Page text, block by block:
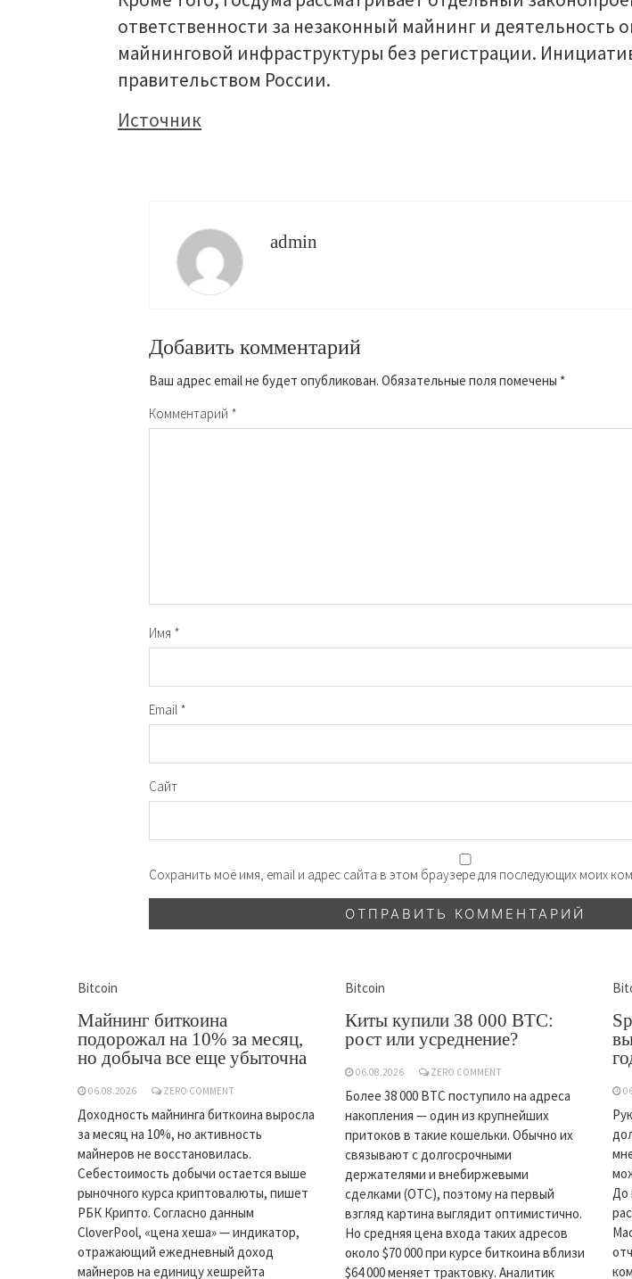
ответственности за незаконный майнинг и деятельность
майнинговой инфраструктуры без регистрации.
правительством России.
Источник
admin
Добавить комментарий
Ваш адрес email не будет опубликован. Обязательные поля помечены *
Комментарий *
Имя *
Email *
Сайт
Сохранить моё имя, email и адрес сайта в этом браузере для последующих моих
Bitcoin
Майнинг биткоина
подорожал на 10% за месяц,
но добыча все еще убыточна
06.08.2026 ZERO COMMENT
Доходность майнинга биткоина выросла
за месяц на 10%, но активность
майнеров не восстановилась.
Себестоимость добычи остается выше
рыночного курса криптовалюты, пишет
РБК Крипто. Согласно данным
CloverPool, «цена хеша» — индикатор,
отражающий ежедневный доход
майнеров на единицу хешрейта
Bitcoin
Киты купили 38 000 BTC:
рост или усреднение?
06.08.2026 ZERO COMMENT
Более 38 000 BTC поступило на адреса
накопления — один из крупнейших
притоков в такие кошельки. Обычно их
связывают с долгосрочными
держателями и внебиржевыми
сделками (OTC), поэтому на первый
взгляд картина выглядит оптимистично.
Но средняя цена входа таких адресов
около $70 000 при курсе биткоина вблизи
$64 000 меняет трактовку. Аналитик
До